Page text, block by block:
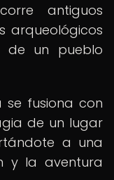
antiguos
arqueológicos
de un pueblo
se fusiona con
de un lugar
a una
y la aventura